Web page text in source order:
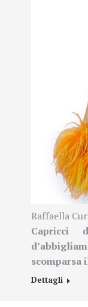
Raffaella
Capricci
scomparsa
Dettagli